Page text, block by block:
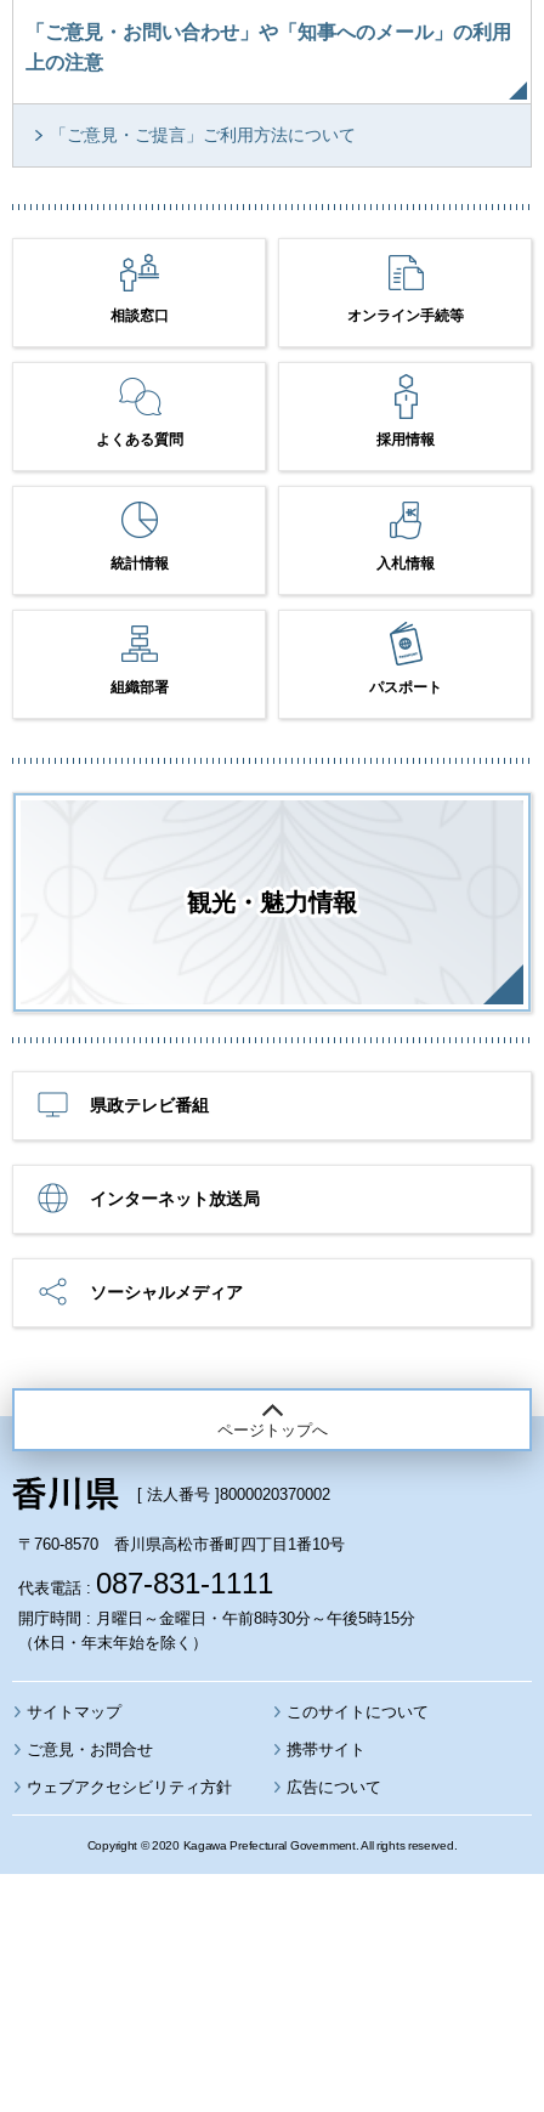
「ご意見・お問い合わせ」や「知事へのメール」の利用
上の注意
「ご意見・ご提言」ご利用方法について
相談窓口 オンライン手続等
よくある質問 採用情報
統計情報 入札情報
組織部署 パスポート
観光・魅力情報
県政テレビ番組
インターネット放送局
ソーシャルメディア
ページトップへ
[ 法人番号 ]8000020370002
〒760-8570 香川県高松市番町四丁目1番10号
代表電話 : 087-831-1111
開庁時間 : 月曜日～金曜日・午前8時30分～午後5時15分
（休日・年末年始を除く）
サイトマップ このサイトについて
携帯サイト
ウェブアクセシビリティ方針 広告について
Copyright © 2020 Kagawa Prefectural Government. All rights reserved.